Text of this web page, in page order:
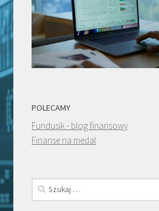
POLECAMY
Fundusik - blog finansowy
Finanse na medal
Szukaj: